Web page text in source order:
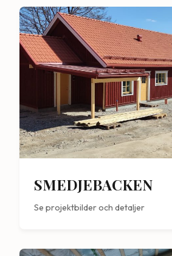
SMEDJEBACKEN
Se projektbilder och detaljer